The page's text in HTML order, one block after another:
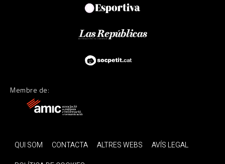
Membre de:
QUI SOM CONTACTA ALTRES WEBS
AVÍS LEGAL